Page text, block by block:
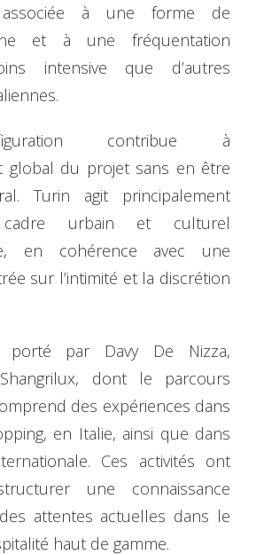
associée à une forme de
et à une fréquentation
intensive que d’autres
contribue à
global du projet sans en être
Turin agit principalement
urbain et culturel
en cohérence avec une
sur l’intimité et la discrétion
par Davy De Nizza,
dont le parcours
des expériences dans
en Italie, ainsi que dans
Ces activités ont
une connaissance
attentes actuelles dans le
haut de gamme.